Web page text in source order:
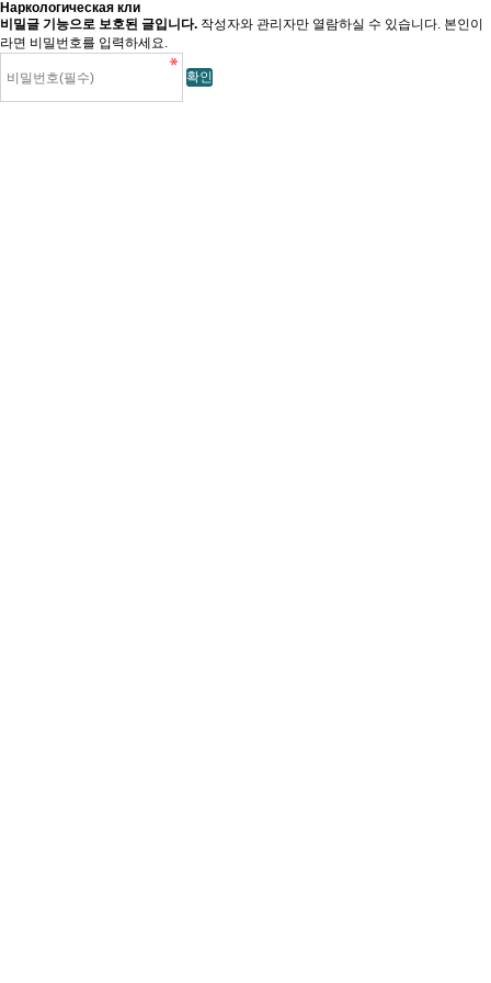
Наркологическая кли
비밀글 기능으로 보호된 글입니다. 작성자와 관리자만 열람하실 수 있습니다. 본인이
라면 비밀번호를 입력하세요.